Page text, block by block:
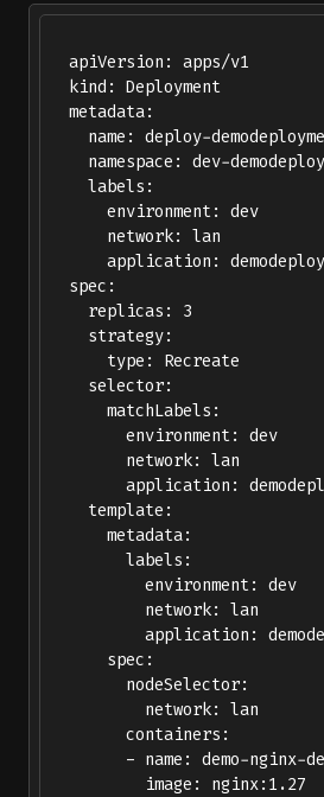
  apiVersion: apps/v1
  kind: Deployment
  metadata:
name: deploy-
namespace: dev-
    labels:
      environment: dev
      network: lan
application:
  spec:
    replicas: 3
    strategy:
      type: Recreate
    selector:
      matchLabels:
        environment: dev
        network: lan
application:
    template:
      metadata:
        labels:
          environment: dev
          network: lan
application:
      spec:
        nodeSelector:
          network: lan
        containers:
- name: demo-nginx-
          image: nginx:1.27